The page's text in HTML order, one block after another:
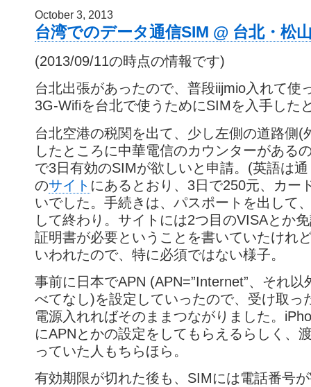
October 3, 2013
台湾でのデータ通信SIM @ 台北・松
(2013/09/11の時点の情報です)
台北出張があったので、普段iijmio入れて使
3G-Wifiを台北で使うためにSIMを入手した
台北空港の税関を出て、少し左側の道路側(
したところに中華電信のカウンターがある
で3日有効のSIMが欲しいと申請。(英語は
のサイト にあるとおり、3日で250元、カー
いでした。手続きは、パスポートを出して
して終わり。サイトには2つ目のVISAとか
証明書が必要ということを書いていたけれ
いわれたので、特に必須ではない様子。
事前に日本でAPN (APN=”Internet”、それ以
べてなし)を設定していったので、受け取っ
電源入れればそのままつながりました。
にAPNとかの設定をしてもらえるらしく、
っていた人もちらほら。
有効期限が切れた後も、SIMには電話番号